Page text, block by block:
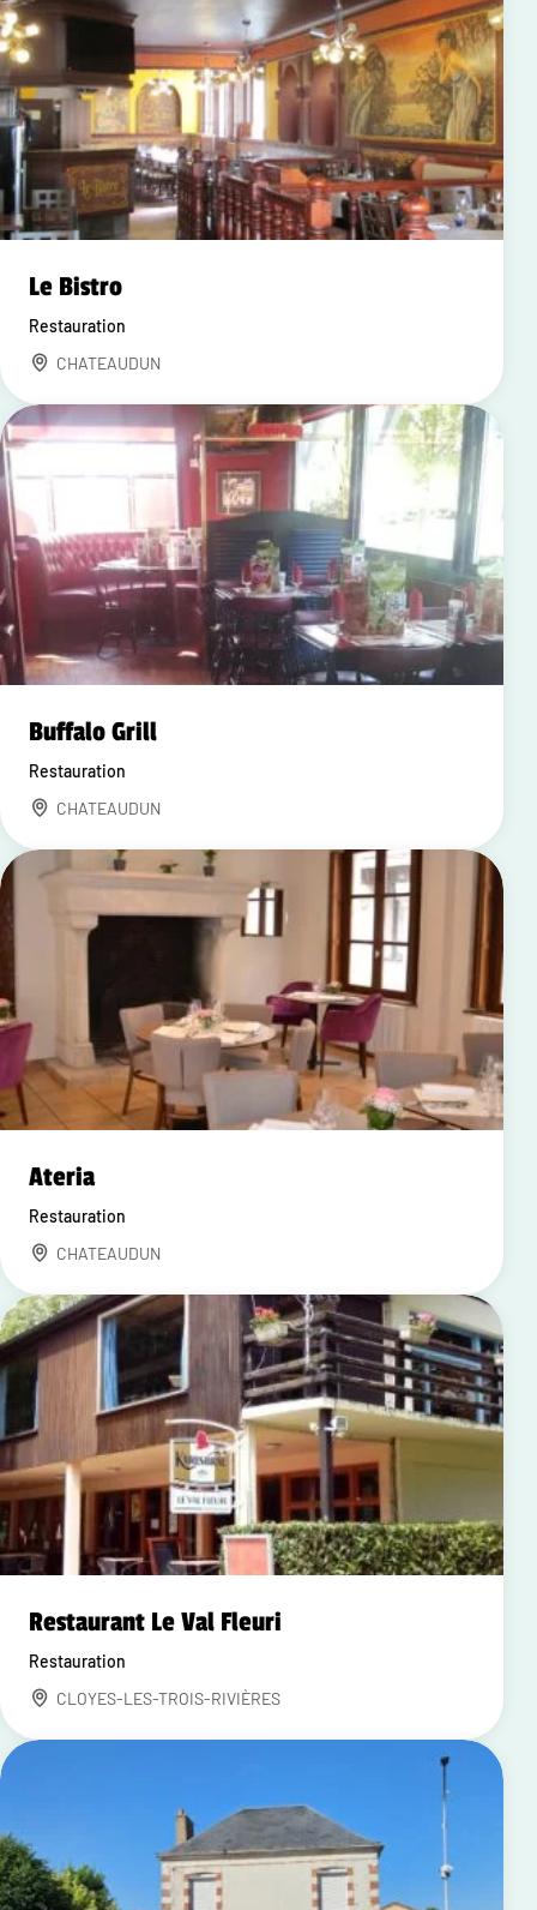
Le Bistro
Restauration
CHATEAUDUN
Buffalo Grill
Restauration
CHATEAUDUN
Ateria
Restauration
CHATEAUDUN
Restaurant Le Val Fleuri
Restauration
CLOYES-LES-TROIS-RIVIÈRES